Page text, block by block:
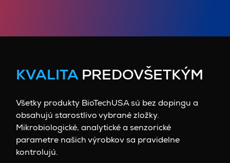
KVALITA PREDOVŠETKÝM
Všetky produkty BioTechUSA sú bez dopingu a
obsahujú starostlivo vybrané zložky.
Mikrobiologické, analytické a senzorické
parametre našich výrobkov sa pravidelne
kontrolujú.